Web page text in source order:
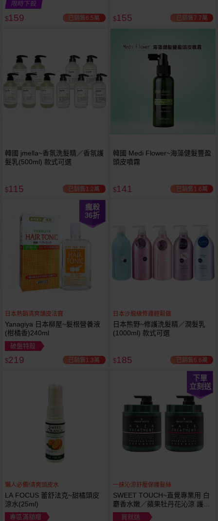
限時下殺
$159 已銷售6.5萬 $155 已銷售7.7萬
韓國 jmella~香氛洗髮精／香氛護
髮乳(500ml) 款式可選
$115 已銷售1.2萬
韓國 Medi Flower~海藻健髮豐盈
頭皮噴霧
$141 已銷售1.6萬
瘋殺
36折
日本熱銷清爽頭皮法寶
Yanagiya 日本柳屋~髮根營養液
(柑橘香)240ml
破盤特殺
$219 已銷售1.3萬
日本沙龍級修護輕鬆做
日本熊野~修護洗髮精／潤髮乳
(1000ml) 款式可選
$185 已銷售6.6萬
懶人必備!清爽頭皮水
LA FOCUS 蕾舒法克~甜橘頭皮
涼水(25ml)
專區滿額贈
下單
立刻送
一抹沁涼舒壓保護髮絲
SWEET TOUCH~直覺專業用 白
麝香水嫩／蘋果牡丹花沁涼 護髮
膜(1000ml) 款式可選 全新包裝
買就送